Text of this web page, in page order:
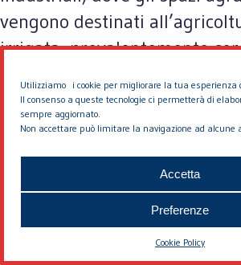
Utilizziamo i cookie per migliorare la tua esperienza
Il consenso a queste tecnologie ci permetterà di
sempre aggiornato.
Non accettare può limitare la navigazione ad alcune
Accetta
Preferenze
Cookie Policy
vengono destinati
irrigata, prevalentemente
Gallecs occupa una
attualmente la principale
svolge (e che corrisponde al
quella agricola, con una
sostituzione delle colture